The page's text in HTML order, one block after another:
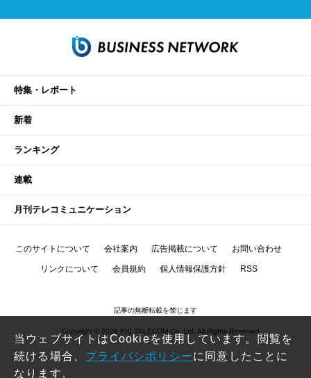
特集・レポート
新着
ランキング
連載
月刊テレコミュニケーション
このサイトについて 会社案内 広告掲載について お問い合わせ
リンクについて 会員規約 個人情報保護方針 RSS
記事の無断転載を禁じます
Copyright © 2026 RIC TELECOM Co.,Ltd. All Rights Reserved.
当ウェブサイトはCookieを使用しています。閲覧を
続ける場合、 プライバシポリシーに同意したことに
なります。